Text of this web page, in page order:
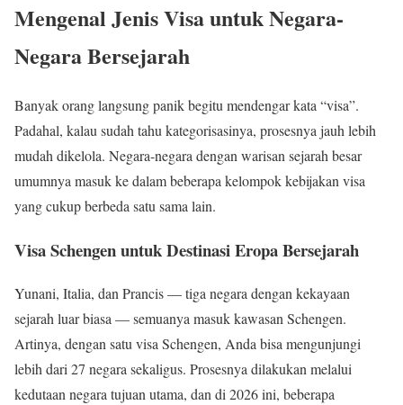
Mengenal Jenis Visa untuk Negara-
Negara Bersejarah
Banyak orang langsung panik begitu mendengar kata “visa”.
Padahal, kalau sudah tahu kategorisasinya, prosesnya jauh lebih
mudah dikelola. Negara-negara dengan warisan sejarah besar
umumnya masuk ke dalam beberapa kelompok kebijakan visa
yang cukup berbeda satu sama lain.
Visa Schengen untuk Destinasi Eropa Bersejarah
Yunani, Italia, dan Prancis — tiga negara dengan kekayaan
sejarah luar biasa — semuanya masuk kawasan Schengen.
Artinya, dengan satu visa Schengen, Anda bisa mengunjungi
lebih dari 27 negara sekaligus. Prosesnya dilakukan melalui
kedutaan negara tujuan utama, dan di 2026 ini, beberapa